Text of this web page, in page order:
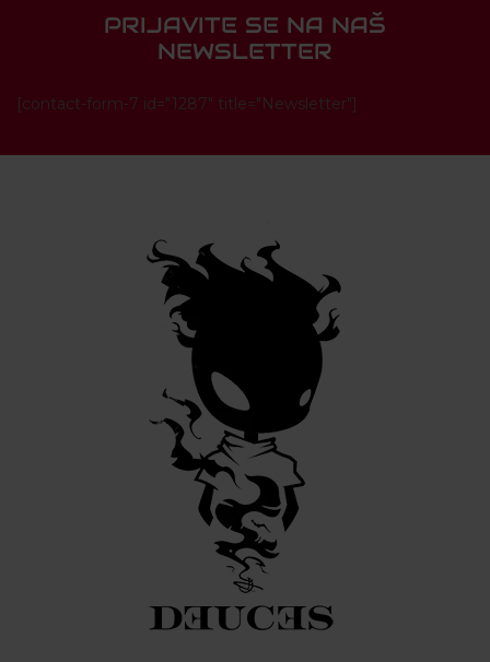
PRIJAVITE SE NA NAŠ
NEWSLETTER
[contact-form-7 id="1287" title="Newsletter"]